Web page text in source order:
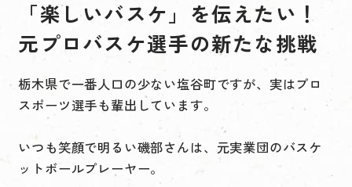
「楽しいバスケ」を伝えたい！
元プロバスケ選手の新たな挑戦
栃木県で一番人口の少ない塩谷町ですが、実はプロ
スポーツ選手も輩出しています。
いつも笑顔で明るい磯部さんは、元実業団のバスケ
ットボールプレーヤー。